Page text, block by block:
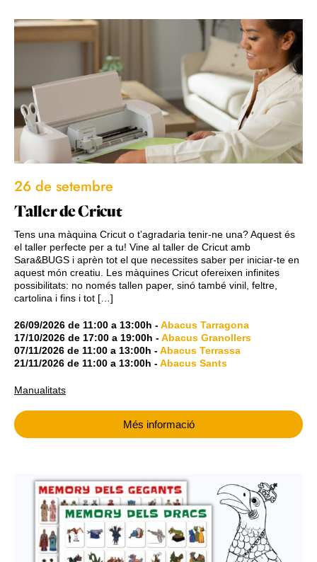
26 de setembre
Taller de Cricut
Tens una màquina Cricut o t’agradaria tenir-ne una? Aquest és
el taller perfecte per a tu! Vine al taller de Cricut amb
Sara&BUGS i aprèn tot el que necessites saber per iniciar-te en
aquest món creatiu. Les màquines Cricut ofereixen infinites
possibilitats: no només tallen paper, sinó també vinil, feltre,
cartolina i fins i tot […]
26/09/2026 de 11:00 a 13:00h -Abacus Tarragona
17/10/2026 de 17:00 a 19:00h -Abacus Granollers
07/11/2026 de 11:00 a 13:00h -Abacus Terrassa
21/11/2026 de 11:00 a 13:00h -Abacus Sants
Manualitats
Més informació